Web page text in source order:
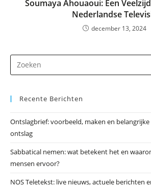
Soumaya Ahouaoui: Een
Nederlandse
december 13, 2024
Recente Berichten
Ontslagbrief: voorbeeld, maken en
ontslag
Sabbatical nemen: wat betekent het en
mensen ervoor?
NOS Teletekst: live nieuws, actuele berichten